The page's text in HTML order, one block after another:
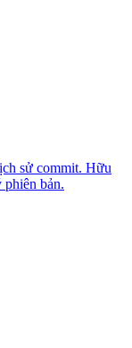
sử commit. Hữu
bản.